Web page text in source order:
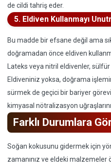
de cildi tahriş eder.
5. Eldiven Kullanmayı
Bu madde bir efsane değil ama
doğramadan önce eldiven
Lateks veya nitril eldivenler,
Eldiveniniz yoksa, doğrama
sürmek de geçici bir bariyer
kimyasal nötralizasyon
Farklı Durumlara
Soğan kokusunu gidermek için
zamanınız ve eldeki malzemeler